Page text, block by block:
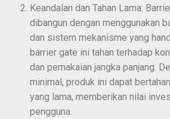
Keandalan dan Tahan Lama:
dibangun dengan menggunakan
dan sistem mekanisme yang
barrier gate ini tahan terhadap
dan pemakaian jangka panjang.
minimal, produk ini dapat
yang lama, memberikan nilai
pengguna.